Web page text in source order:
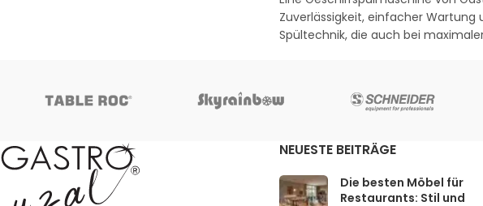
Zuverlässigkeit, einfacher
Spültechnik, die auch bei
NEUESTE BEITRÄGE
Die besten Möbel für
Restaurants: Stil und